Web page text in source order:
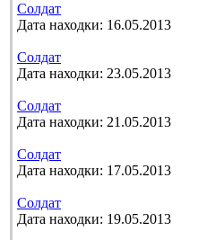
Солдат
Дата находки: 16.05.2013
Солдат
Дата находки: 23.05.2013
Солдат
Дата находки: 21.05.2013
Солдат
Дата находки: 17.05.2013
Солдат
Дата находки: 19.05.2013